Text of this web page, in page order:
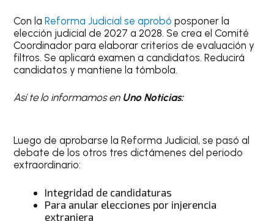
Con laReforma Judicial se aprobó posponer la
elección judicial de 2027 a 2028. Se crea el Comité
Coordinador para elaborar criterios de evaluación y
filtros. Se aplicará examen a candidatos. Reducirá
candidatos y mantiene la tómbola.
Así te lo informamos en Uno Noticias:
Luego de aprobarse la Reforma Judicial, se pasó al
debate de los otros tres dictámenes del periodo
extraordinario:
Integridad de candidaturas
Para anular elecciones por injerencia
extranjera